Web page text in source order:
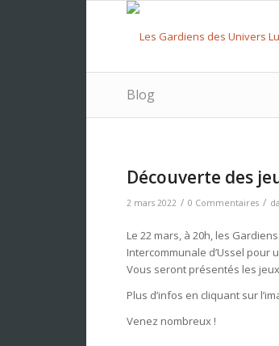
Blog
Découverte des
2 mars 2022 / 0 Commentaires /
Le 22 mars, à 20h, les
Intercommunale d’Ussel
Vous seront présentés les
Plus d’infos en cliquant sur
Venez nombreux !